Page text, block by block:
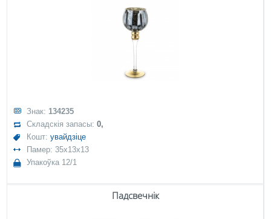
Знак: 134235
Складскія запасы:0,
Кошт:увайдзіце
Памер: 35x13x13
Упакоўка 12/1
Падсвечнік